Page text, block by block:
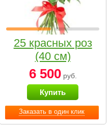
Заказать в один клик
25 красных роз
(40 см)
6 500руб.
Купить